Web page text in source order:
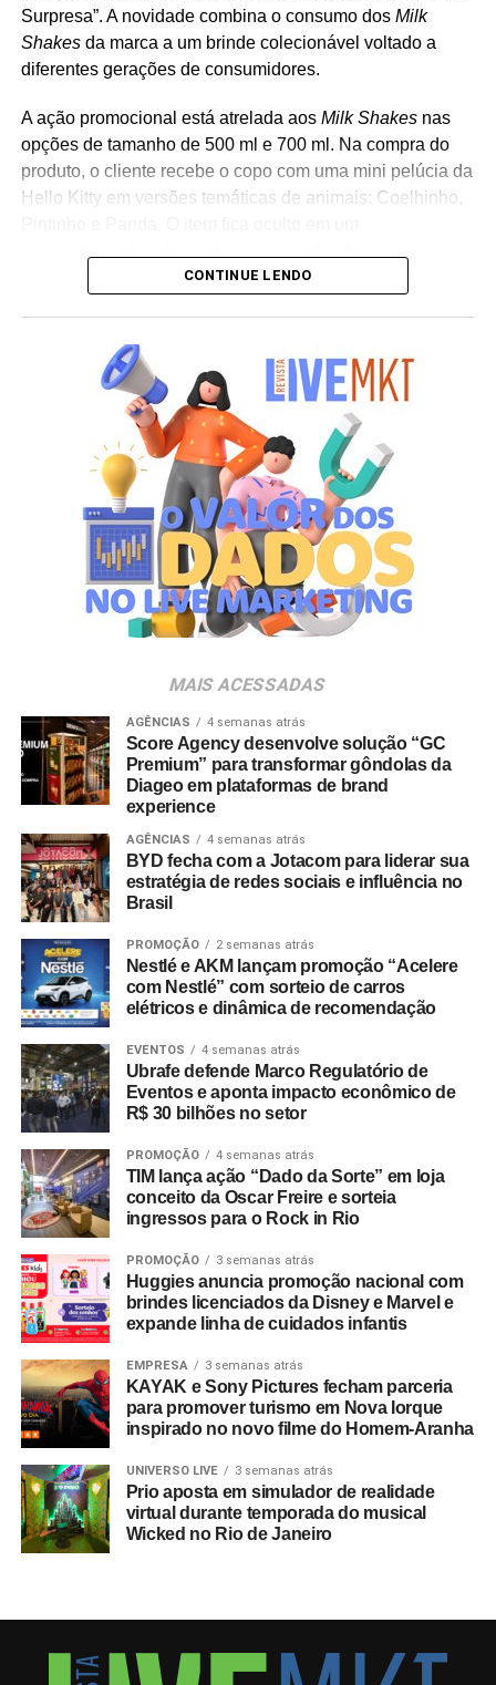
Surpresa”. A novidade combina o consumo dos Milk
Shakesda marca a um brinde colecionável voltado a
diferentes gerações de consumidores.
A ação promocional está atrelada aos Milk Shakesnas
opções de tamanho de 500 ml e 700 ml. Na compra do
produto, o cliente recebe o copo com uma mini pelúcia da
Hello Kitty em versões temáticas de animais: Coelhinho,
personagem surpresa apenas no momento da abertura
criação de experiências afetivas para diferentes
gerações. Com o Copo Surpresa, queremos trazer um
novo momento de interação com a marca, adicionando
um elemento de surpresa que torna cada visita ao Bob’s
ainda mais divertida”, aponta Renata Brigatti Lange,
diretora de marketing do Bob’s.
A campanha possui abrangência nacional e estará
disponível por tempo limitado em todos os restaurantes
da rede até 31 de agosto de 2026, ou enquanto durarem
os estoques nas unidades.
CONTINUE LENDO
MAIS ACESSADAS
AGÊNCIAS 4 semanas atrás
Score Agency desenvolve solução “GC
Premium” para transformar gôndolas da
Diageo em plataformas de brand
experience
AGÊNCIAS 4 semanas atrás
BYD fecha com a Jotacom para liderar sua
estratégia de redes sociais e influência no
Brasil
PROMOÇÃO 2 semanas atrás
Nestlé e AKM lançam promoção “Acelere
com Nestlé” com sorteio de carros
elétricos e dinâmica de recomendação
EVENTOS 4 semanas atrás
Ubrafe defende Marco Regulatório de
Eventos e aponta impacto econômico de
R$ 30 bilhões no setor
PROMOÇÃO 4 semanas atrás
TIM lança ação “Dado da Sorte” em loja
conceito da Oscar Freire e sorteia
ingressos para o Rock in Rio
PROMOÇÃO 3 semanas atrás
Huggies anuncia promoção nacional com
brindes licenciados da Disney e Marvel e
expande linha de cuidados infantis
EMPRESA 3 semanas atrás
KAYAK e Sony Pictures fecham parceria
para promover turismo em Nova Iorque
inspirado no novo filme do Homem-Aranha
UNIVERSO LIVE 3 semanas atrás
Prio aposta em simulador de realidade
virtual durante temporada do musical
Wicked no Rio de Janeiro